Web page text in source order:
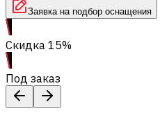
Заявка на подбор оснащения
Скидка 15%
Под заказ